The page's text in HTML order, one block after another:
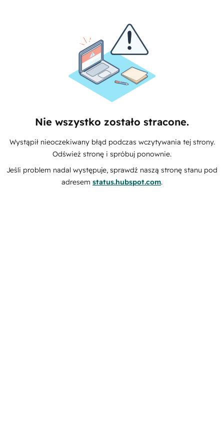
Nie wszystko zostało stracone.
Wystąpił nieoczekiwany błąd podczas wczytywania tej strony.
Odśwież stronę i spróbuj ponownie.
Jeśli problem nadal występuje, sprawdź naszą stronę stanu pod
adresem status.hubspot.com.